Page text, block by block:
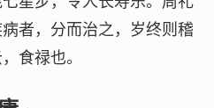
者，分而治之，岁终则稽
食禄也。